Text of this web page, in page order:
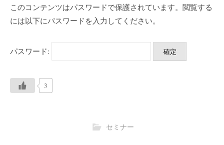
このコンテンツはパスワードで保護されています。閲覧する
には以下にパスワードを入力してください。
パスワード:
3
セミナー